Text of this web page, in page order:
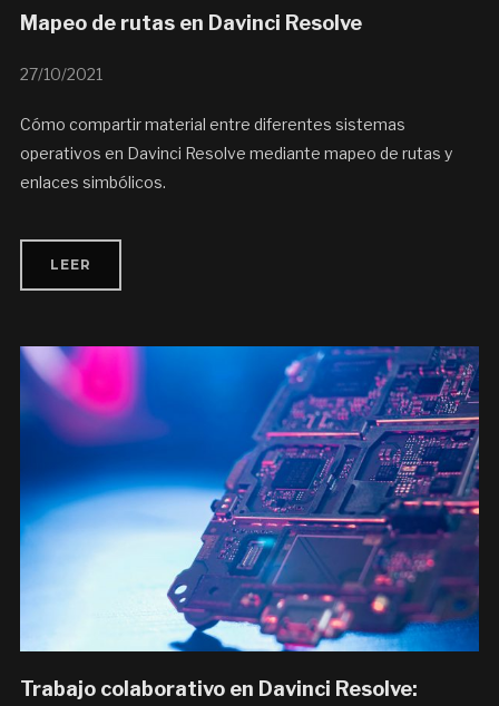
Mapeo de rutas en Davinci Resolve
27/10/2021
Cómo compartir material entre diferentes sistemas
operativos en Davinci Resolve mediante mapeo de rutas y
enlaces simbólicos.
LEER
Trabajo colaborativo en Davinci Resolve: